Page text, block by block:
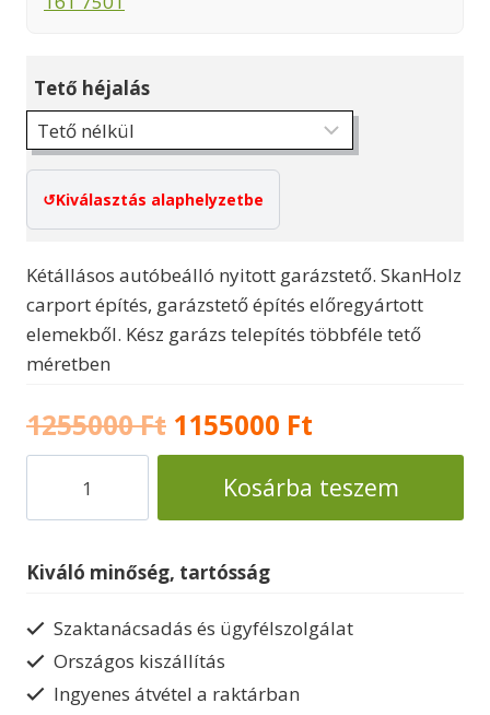
Tető héjalás
Kiválasztás alaphelyzetbe
Kétállásos autóbeálló nyitott garázstető. SkanHolz
carport építés, garázstető építés előregyártott
elemekből. Kész garázs telepítés többféle tető
méretben
1255000Ft Original
price
was:
1155000 Ft
price
is:
kocsibeálló
mennyiség
Kosárba teszem
Kiváló minőség, tartósság
Szaktanácsadás és ügyfélszolgálat
Országos kiszállítás
Ingyenes átvétel a raktárban